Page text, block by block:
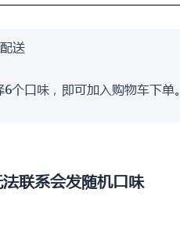
送
个口味，即可加入购物车下单。
联系会发随机口味